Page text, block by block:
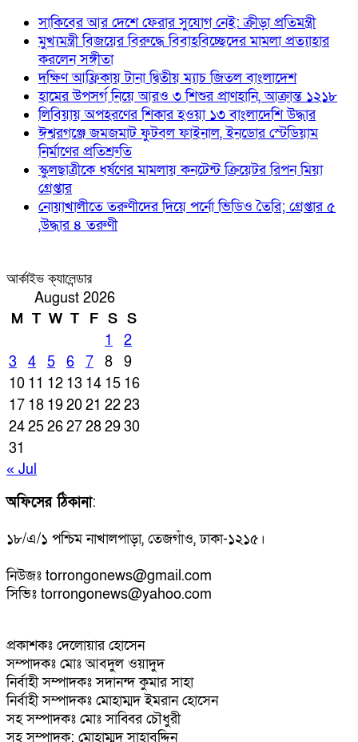
সাকিবের আর দেশে ফেরার সুযোগ নেই: ক্রীড়া প্রতিমন্ত্রী
মুখ্যমন্ত্রী বিজয়ের বিরুদ্ধে বিবাহবিচ্ছেদের মামলা প্রত্যাহার
করলেন সঙ্গীতা
দক্ষিণ আফ্রিকায় টানা দ্বিতীয় ম্যাচ জিতল বাংলাদেশ
হামের উপসর্গ নিয়ে আরও ৩ শিশুর প্রাণহানি, আক্রান্ত ১২১৮
লিবিয়ায় অপহরণের শিকার হওয়া ১৩ বাংলাদেশি উদ্ধার
ঈশ্বরগঞ্জে জমজমাট ফুটবল ফাইনাল, ইনডোর স্টেডিয়াম
নির্মাণের প্রতিশ্রুতি
স্কুলছাত্রীকে ধর্ষণের মামলায় কনটেন্ট ক্রিয়েটর রিপন মিয়া
গ্রেপ্তার
নোয়াখালীতে তরুণীদের দিয়ে পর্নো ভিডিও তৈরি; গ্রেপ্তার ৫
,উদ্ধার ৪ তরুণী
আর্কাইভ ক্যালেন্ডার
August 2026
M T W T F S S
1
2
3
4 5 6 7 8
9
10 11 12 13 14 15 16
17 18 192021 2223
24252627282930
31
« Jul
অফিসের ঠিকানা:
১৮/এ/১ পশ্চিম নাখালপাড়া, তেজগাঁও, ঢাকা-১২১৫।
নিউজঃ torrongonews@gmail.com
সিভিঃ torrongonews@yahoo.com
প্রকাশকঃ দেলোয়ার হোসেন
সম্পাদকঃ মোঃ আবদুল ওয়াদুদ
নির্বাহী সম্পাদকঃ সদানন্দ কুমার সাহা
নির্বাহী সম্পাদকঃ মোহাম্মদ ইমরান হোসেন
সহ সম্পাদকঃ মোঃ সাব্বির চৌধুরী
সহ সম্পাদক: মোহাম্মদ সাহাবুদ্দিন